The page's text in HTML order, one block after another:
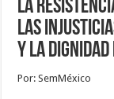
La
las
y la dignidad
Por: SemMéxico